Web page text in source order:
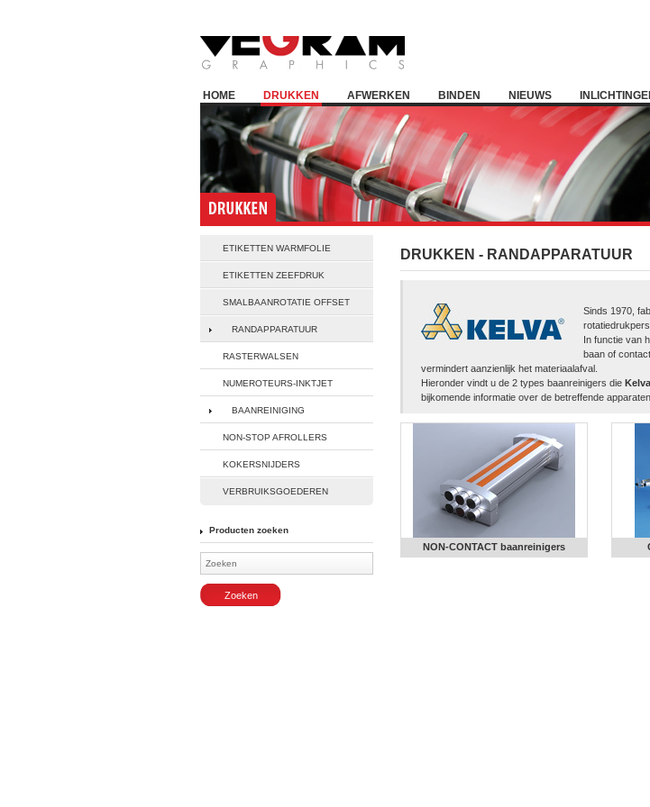
HOME DRUKKEN AFWERKEN BINDEN NIEUWS
ETIKETTEN WARMFOLIE
ETIKETTEN ZEEFDRUK
SMALBAANROTATIE OFFSET
RANDAPPARATUUR
RASTERWALSEN
NUMEROTEURS-INKTJET
BAANREINIGING
NON-STOP AFROLLERS
KOKERSNIJDERS
VERBRUIKSGOEDEREN
Producten zoeken
DRUKKEN - RANDAPPARATUUR
Sinds 1970,
In functie van
baan of
vermindert aanzienlijk het materiaalafval.
Hieronder vindt u de 2 types baanreinigers die Kelva
bijkomende informatie over de betreffende apparaten.
NON-CONTACT baanreinigers